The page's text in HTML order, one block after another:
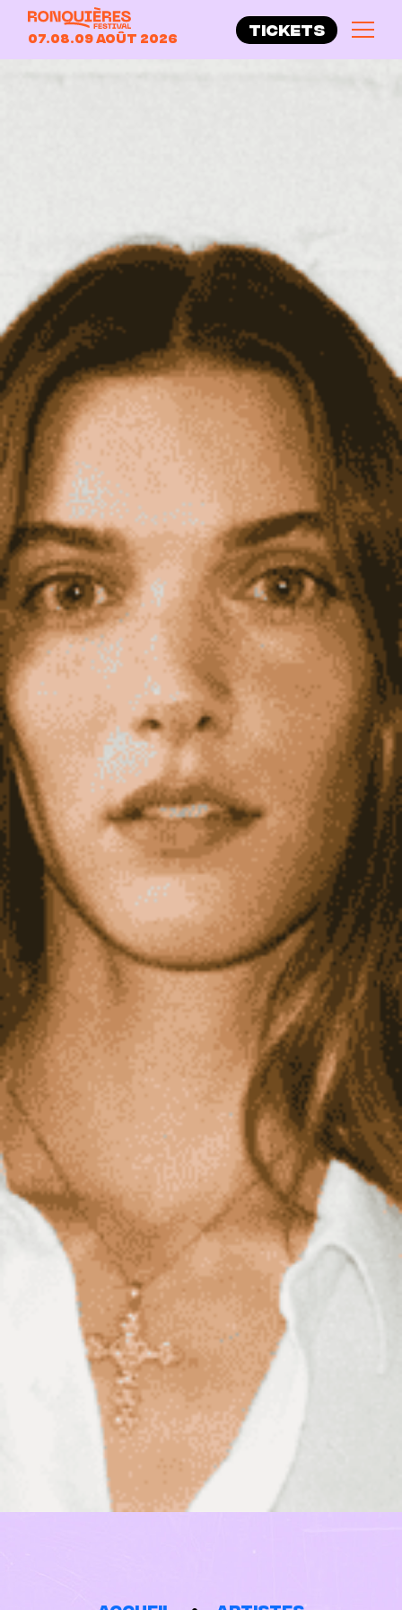
07.08.09 Août 2026
TICKETS